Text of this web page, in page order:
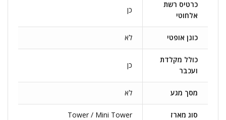
כרטיס רשת
אלחוטי
כן
כונן אופטי לא
כולל מקלדת
ועכבר
כן
מסך מגע לא
סוג מארז Tower / Mini Tower